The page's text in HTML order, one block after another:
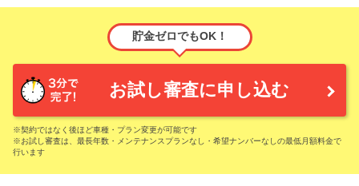
貯金ゼロでもOK！
お試し審査に申し込む
※契約ではなく後ほど車種・プラン変更が可能です
※お試し審査は、最長年数・メンテナンスプランなし・希望ナンバーなしの最低月額料金で
行います